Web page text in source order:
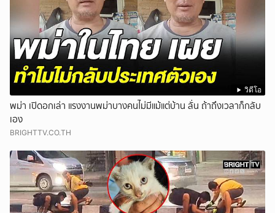
วิดีโอ
พม่า เปิดอกเล่า แรงงานพม่าบางคนไม่มีแม้แต่บ้าน ลั่น ถ้าถึงเวลาก็กลับ
เอง
BRIGHTTV.CO.TH